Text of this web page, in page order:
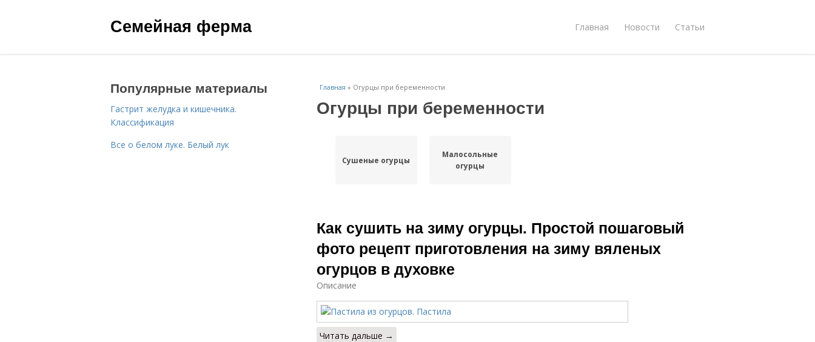
Семейная ферма Главная Новости Статьи
Главная » Огурцы при беременности
Огурцы при беременности
Сушеные огурцы
Малосольные
огурцы
Как сушить на зиму огурцы. Простой пошаговый
фото рецепт приготовления на зиму вяленых
огурцов в духовке
Описание
Читать дальше →
Популярные материалы
Гастрит желудка и кишечника.
Классификация
Все о белом луке. Белый лук